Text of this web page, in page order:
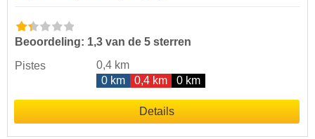
Beoordeling: 1,3 van de 5 sterren
Pistes
0,4 km
0 km
0,4 km 0 km
Details